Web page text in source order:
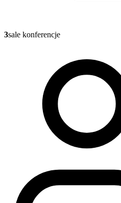
3sale konferencje